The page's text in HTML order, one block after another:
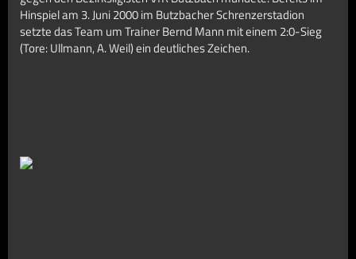
Hinspiel am 3. Juni 2000 im Butzbacher Schrenzerstadion
setzte das Team um Trainer Bernd Mann mit einem 2:0-Sieg
(Tore: Ullmann, A. Weil) ein deutliches Zeichen.